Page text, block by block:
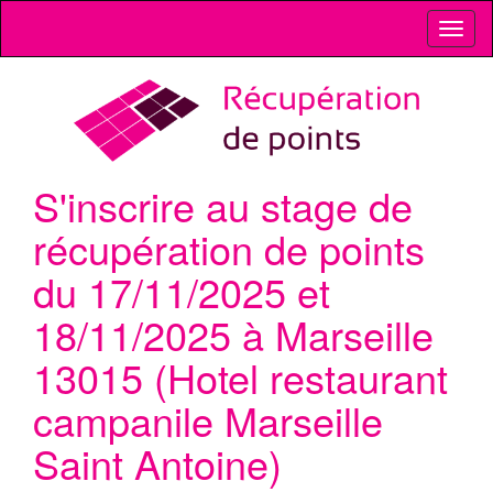
S'inscrire au stage de
récupération de points
du 17/11/2025 et
18/11/2025 à Marseille
13015 (Hotel restaurant
campanile Marseille
Saint Antoine)